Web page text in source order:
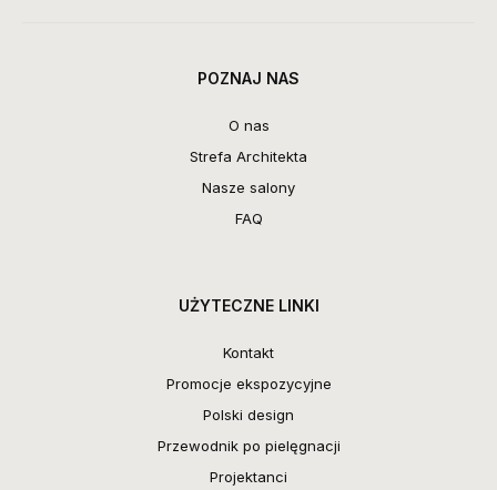
POZNAJ NAS
O nas
Strefa Architekta
Nasze salony
FAQ
UŻYTECZNE LINKI
Kontakt
Promocje ekspozycyjne
Polski design
Przewodnik po pielęgnacji
Projektanci